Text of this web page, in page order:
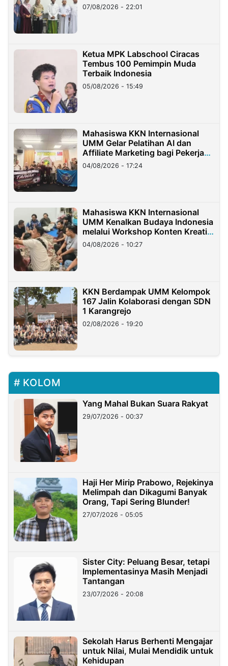
07/08/2026 - 22:01
Ketua MPK Labschool Ciracas
Tembus 100 Pemimpin Muda
Terbaik Indonesia
05/08/2026 - 15:49
Mahasiswa KKN Internasional
UMM Gelar Pelatihan AI dan
Affiliate Marketing bagi Pekerja
Migran Indonesia di Taiwan
04/08/2026 - 17:24
Mahasiswa KKN Internasional
UMM Kenalkan Budaya Indonesia
melalui Workshop Konten Kreatif
di Taiwan
04/08/2026 - 10:27
KKN Berdampak UMM Kelompok
167 Jalin Kolaborasi dengan SDN
1 Karangrejo
02/08/2026 - 19:20
KOLOM
Yang Mahal Bukan Suara Rakyat
29/07/2026 - 00:37
Haji Her Mirip Prabowo, Rejekinya
Melimpah dan Dikagumi Banyak
Orang, Tapi Sering Blunder!
27/07/2026 - 05:05
Sister City: Peluang Besar, tetapi
Implementasinya Masih Menjadi
Tantangan
23/07/2026 - 20:08
Sekolah Harus Berhenti Mengajar
untuk Nilai, Mulai Mendidik untuk
Kehidupan